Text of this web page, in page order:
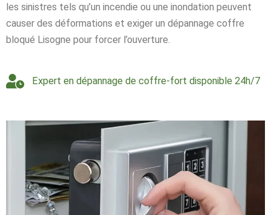
les sinistres tels qu’un incendie ou une inondation peuvent
causer des déformations et exiger un dépannage coffre
bloqué Lisogne pour forcer l’ouverture.
Expert en dépannage de coffre-fort disponible 24h/7